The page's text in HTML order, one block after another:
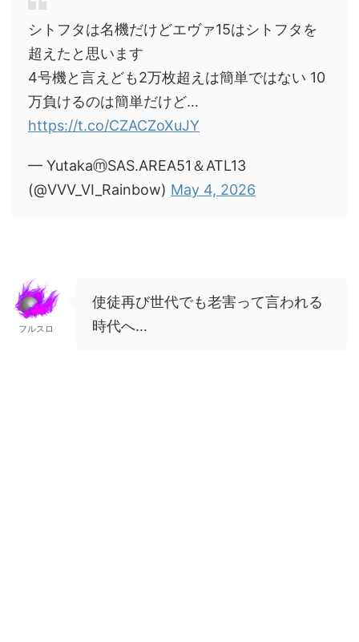
シトフタは名機だけどエヴァ15はシトフタを
超えたと思います
4号機と言えども2万枚超えは簡単ではない 10
万負けるのは簡単だけど…
https://t.co/CZACZoXuJY
— YutakaⓜSAS.AREA51＆ATL13
(@VVV_VI_Rainbow) May 4, 2026
フルスロ
使徒再び世代でも老害って言われる
時代へ…